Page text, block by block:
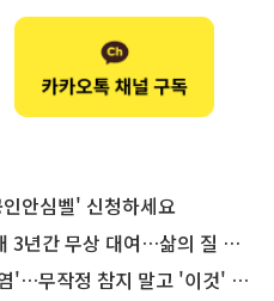
안심벨' 신청하세요
간 무상 대여…삶의 질 높인다
작정 참지 말고 '이것' 해보세요!